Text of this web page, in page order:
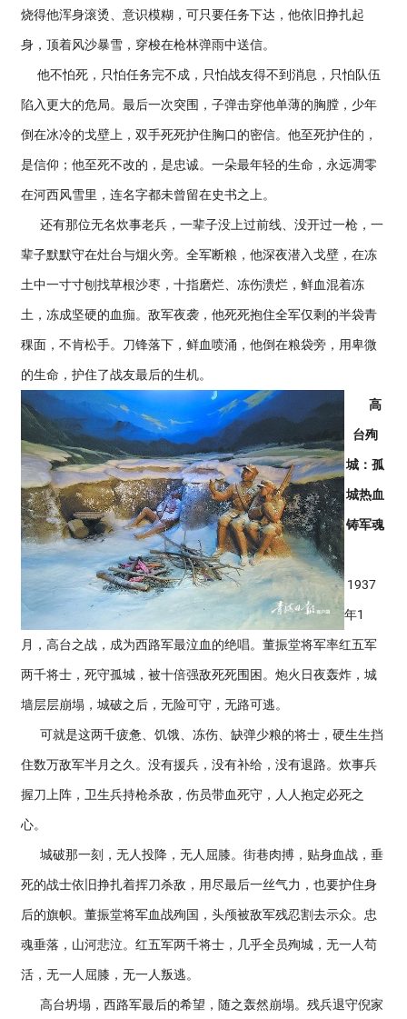
烧得他浑身滚烫、意识模糊，可只要任务下达，他依旧挣扎起
身，顶着风沙暴雪，穿梭在枪林弹雨中送信。
他不怕死，只怕任务完不成，只怕战友得不到消息，只怕队伍
陷入更大的危局。最后一次突围，子弹击穿他单薄的胸膛，少年
倒在冰冷的戈壁上，双手死死护住胸口的密信。他至死护住的，
是信仰；他至死不改的，是忠诚。一朵最年轻的生命，永远凋零
在河西风雪里，连名字都未曾留在史书之上。
还有那位无名炊事老兵，一辈子没上过前线、没开过一枪，一
辈子默默守在灶台与烟火旁。全军断粮，他深夜潜入戈壁，在冻
土中一寸寸刨找草根沙枣，十指磨烂、冻伤溃烂，鲜血混着冻
土，冻成坚硬的血痂。敌军夜袭，他死死抱住全军仅剩的半袋青
稞面，不肯松手。刀锋落下，鲜血喷涌，他倒在粮袋旁，用卑微
的生命，护住了战友最后的生机。
高
台殉
城：孤
城热血
铸军魂
1937
年1
月，高台之战，成为西路军最泣血的绝唱。董振堂将军率红五军
两千将士，死守孤城，被十倍强敌死死围困。炮火日夜轰炸，城
墙层层崩塌，城破之后，无险可守，无路可逃。
可就是这两千疲惫、饥饿、冻伤、缺弹少粮的将士，硬生生挡
住数万敌军半月之久。没有援兵，没有补给，没有退路。炊事兵
握刀上阵，卫生兵持枪杀敌，伤员带血死守，人人抱定必死之
心。
城破那一刻，无人投降，无人屈膝。街巷肉搏，贴身血战，垂
死的战士依旧挣扎着挥刀杀敌，用尽最后一丝气力，也要护住身
后的旗帜。董振堂将军血战殉国，头颅被敌军残忍割去示众。忠
魂垂落，山河悲泣。红五军两千将士，几乎全员殉城，无一人苟
活，无一人屈膝，无一人叛逃。
高台坍塌，西路军最后的希望，随之轰然崩塌。残兵退守倪家